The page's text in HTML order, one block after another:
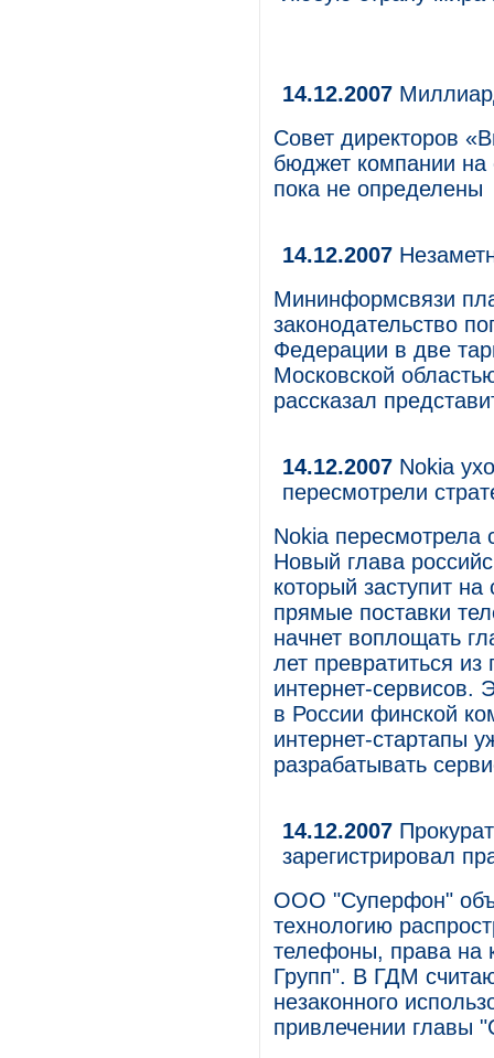
14.12.2007
Совет директоров
бюджет компании
пока не определены
14.12.2007
Мининформсвязи
законодательство
Федерации в две
Московской
рассказал
14.12.2007 Nokia
пересмотрели
Nokia пересмотрела
Новый глава
который заступит на
прямые поставки
начнет воплощать
лет превратиться
интернет-сервисов.
в России финской
интернет-стартапы
разрабатывать
14.12.2007
зарегистрировал
ООО "Суперфон"
технологию
телефоны, права на
Групп". В ГДМ
незаконного
привлечении главы